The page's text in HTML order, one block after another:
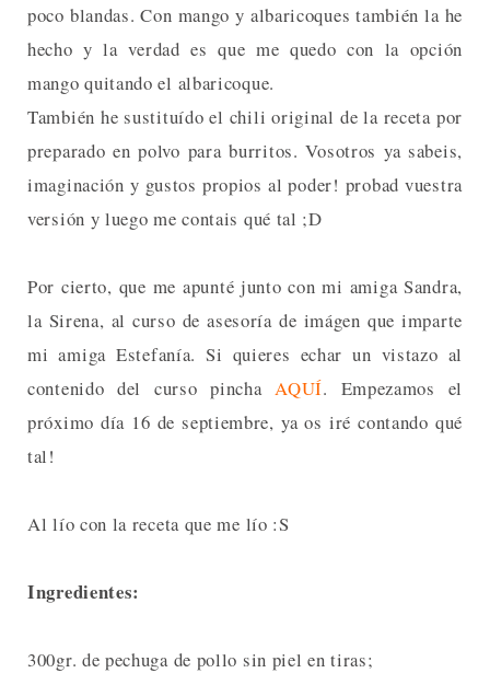
poco blandas. Con mango y albaricoques también la he
hecho y la verdad es que me quedo con la opción
mango quitando el albaricoque.
También he sustituído el chili original de la receta por
preparado en polvo para burritos. Vosotros ya sabeis,
imaginación y gustos propios al poder! probad vuestra
versión y luego me contais qué tal ;D
Por cierto, que me apunté junto con mi amiga Sandra,
la Sirena, al curso de asesoría de imágen que imparte
mi amiga Estefanía. Si quieres echar un vistazo al
contenido del curso pincha AQUÍ. Empezamos el
próximo día 16 de septiembre, ya os iré contando qué
tal!
Al lío con la receta que me lío :S
Ingredientes:
300gr. de pechuga de pollo sin piel en tiras;